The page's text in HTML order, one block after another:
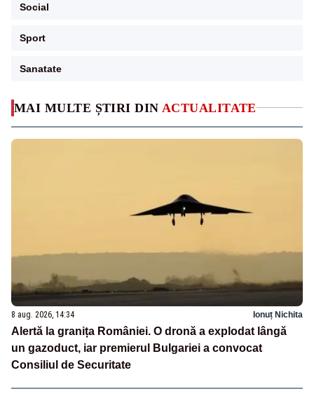
MAI MULTE ȘTIRI DIN ACTUALITATE
8 aug. 2026, 14:34 Ionuț Nichita
Alertă la granița României. O dronă a explodat lângă
un gazoduct, iar premierul Bulgariei a convocat
Consiliul de Securitate
Social
Sport
Sanatate